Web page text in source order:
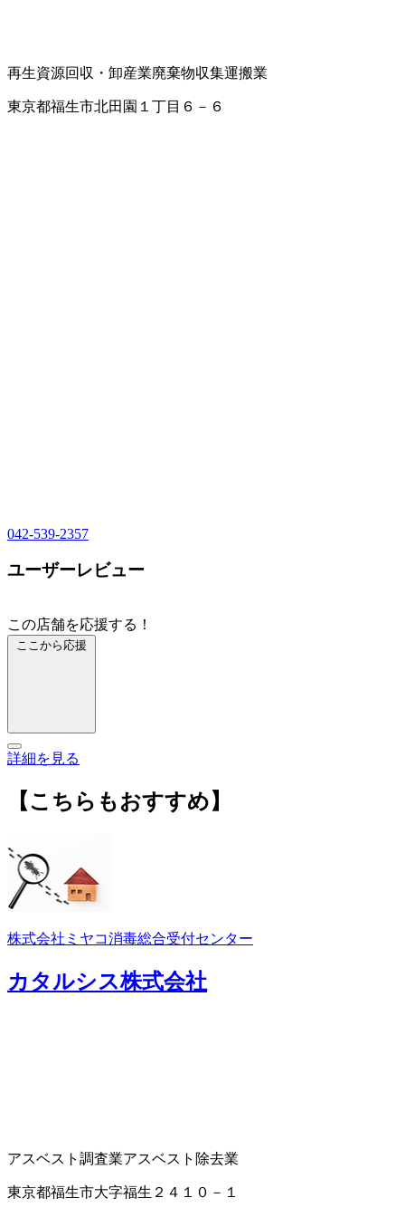
再生資源回収・卸産業廃棄物収集運搬業
東京都福生市北田園１丁目６－６
042-539-2357
ユーザーレビュー
この店舗を応援する！
ここから応援
詳細を見る
【こちらもおすすめ】
株式会社ミヤコ消毒総合受付センター
カタルシス株式会社
アスベスト調査業アスベスト除去業
東京都福生市大字福生２４１０－１